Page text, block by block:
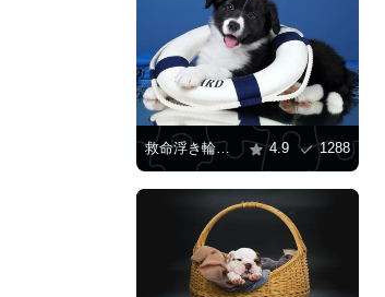
救命浮き輪を持った子犬 4.9 1288